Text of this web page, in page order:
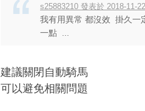
s25883210 發表於 2018-11-
我有用異常 都沒效 掛久
一點 ...
建議關閉自動騎馬
可以避免相關問題